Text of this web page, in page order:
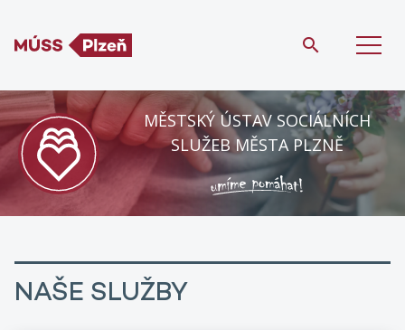
MĚSTSKÝ ÚSTAV SOCIÁLNÍCH
SLUŽEB MĚSTA PLZNĚ
NAŠE SLUŽBY